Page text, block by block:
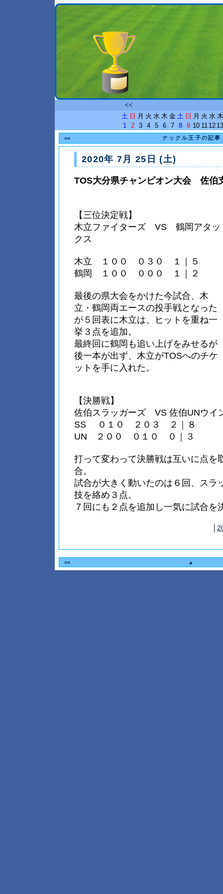
<<
土 日 月 火 水 木 金 土 日 月 火 水 木
1
2 3 4 5 6 7 8 9 10 11 12 13
<< ナックル王子の記事
2020年 7月 25日 (土)
TOS大分県チャンピオン大会 佐
【三位決定戦】
木立ファイターズ VS 鶴岡アタッ
クス
木立 １００ ０３０ １｜５
鶴岡 １００ ０００ １｜２
最後の県大会をかけた今試合、木
立・鶴岡両エースの投手戦となった
が５回表に木立は、ヒットを重ね一
挙３点を追加。
最終回に鶴岡も追い上げをみせるが
後一本が出ず、木立がTOSへのチケ
ットを手に入れた。
【決勝戦】
佐伯スラッガーズ VS 佐伯UNウイ
SS ０１０ ２０３ ２｜８
UN ２００ ０１０ ０｜３
打って変わって決勝戦は互いに点を
合。
試合が大きく動いたのは６回、スラ
技を絡め３点。
７回にも２点を追加し一気に試合を
<< ▲